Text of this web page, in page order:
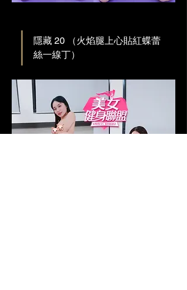
隱藏 20 （火焰腿上心貼紅蝶蕾
絲一線丁）